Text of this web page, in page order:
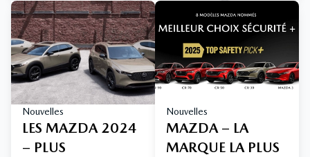
Nouvelles
LES MAZDA 2024
– PLUS
Nouvelles
MAZDA – LA
MARQUE LA PLUS